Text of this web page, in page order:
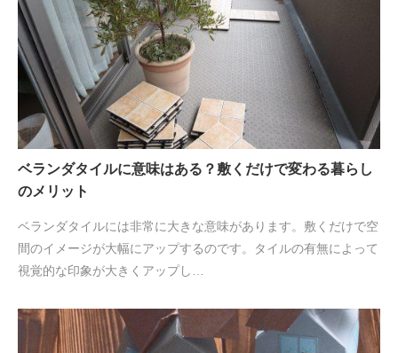
ベランダタイルに意味はある？敷くだけで変わる暮らし
のメリット
ベランダタイルには非常に大きな意味があります。敷くだけで空
間のイメージが大幅にアップするのです。タイルの有無によって
視覚的な印象が大きくアップし…